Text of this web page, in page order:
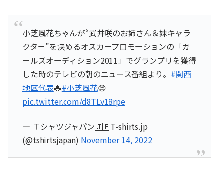
小芝風花ちゃんが“武井咲のお姉さん＆妹キャラ
クター”を決めるオスカープロモーションの「ガ
ールズオーディション2011」でグランプリを獲得
した時のテレビの朝のニュース番組より。 #関西
地区代表🐙#小芝風花😊
pic.twitter.com/d8TLv18rpe
— Ｔシャツジャパン🇯🇵T-shirts.jp
(@tshirtsjapan) November 14, 2022